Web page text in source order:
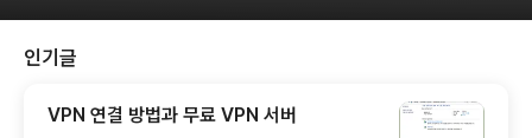
인기글
VPN 연결 방법과 무료 VPN 서버